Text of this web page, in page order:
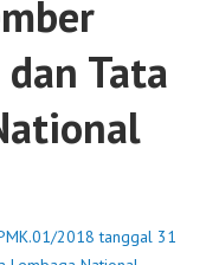
Tata
2018 tanggal 31